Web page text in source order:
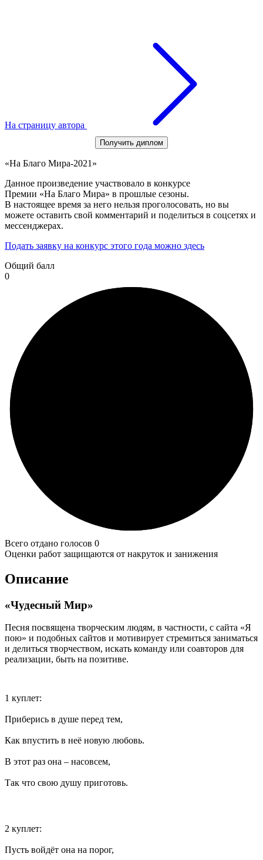
На страницу автора
Получить диплом
«На Благо Мира-2021»
Данное произведение участвовало в конкурсе
Премии «На Благо Мира» в прошлые сезоны.
В настоящее время за него нельзя проголосовать, но вы
можете оставить свой комментарий и поделиться в соцсетях и
мессенджерах.
Подать заявку на конкурс этого года можно здесь
Общий балл
0
Всего отдано голосов 0
Оценки работ защищаются от накруток и занижения
Описание
«Чудесный Мир»
Песня посвящена творческим людям, в частности, с сайта «Я
пою» и подобных сайтов и мотивирует стремиться заниматься
и делиться творчеством, искать команду или соавторов для
реализации, быть на позитиве.
1 куплет:
Приберись в душе перед тем,
Как впустить в неё новую любовь.
В этот раз она – насовсем,
Так что свою душу приготовь.
2 куплет:
Пусть войдёт она на порог,